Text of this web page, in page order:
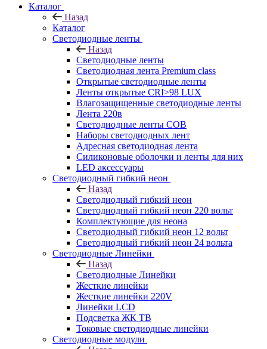
Каталог
Назад
Каталог
Светодиодные ленты
Назад
Светодиодные ленты
Светодиодная лента Premium class
Открытые светодиодные ленты
Ленты открытые CRI>98 LUX
Влагозащищенные светодиодные ленты
Лента 220в
Светодиодные ленты COB
Наборы светодиодных лент
Адресная светодиодная лента
Силиконовые оболочки и ленты для них
LED аксессуары
Светодиодный гибкий неон
Назад
Светодиодный гибкий неон
Светодиодный гибкий неон 220 вольт
Комплектующие для неона
Светодиодный гибкий неон 12 вольт
Светодиодный гибкий неон 24 вольта
Светодиодные Линейки
Назад
Светодиодные Линейки
Жесткие линейки
Жесткие линейки 220V
Линейки LCD
Подсветка ЖК ТВ
Токовые светодиодные линейки
Светодиодные модули